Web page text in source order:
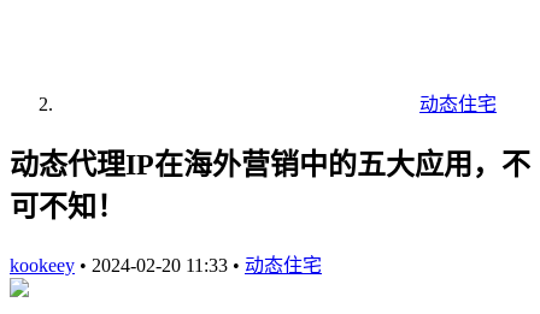
动态住宅
动态代理IP在海外营销中的五大应用，不
可不知！
kookeey • 2024-02-20 11:33 • 动态住宅